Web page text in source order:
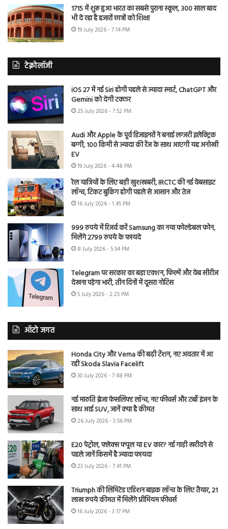
1715 में शुरू हुआ भारत का सबसे पुराना स्कूल, 300 साल बाद
भी दे रहा है हजारों छात्रों को शिक्षा
19 July 2026 - 7:14 PM
टेक्नोलॉजी
iOS 27 में नई Siri होगी पहले से ज्यादा स्मार्ट, ChatGPT और
Gemini को देगी टक्कर
25 July 2026 - 7:52 PM
Audi और Apple के पूर्व डिजाइनरों ने बनाई लग्जरी इलेक्ट्रिक
बग्गी, 100 किमी से ज्यादा की रेंज के साथ आएगी यह अनोखी
EV
19 July 2026 - 4:48 PM
रेल यात्रियों के लिए बड़ी खुशखबरी, IRCTC की नई वेबसाइट
लॉन्च, टिकट बुकिंग होगी पहले से आसान और तेज
16 July 2026 - 1:45 PM
999 रुपये में रिजर्व करें Samsung का नया फोल्डेबल फोन,
मिलेंगे 2799 रुपये के फायदे
8 July 2026 - 5:54 PM
Telegram पर सरकार का बड़ा एक्शन, फिल्में और वेब सीरीज
देखना पड़ेगा भारी, तीन दिनों में दूसरा नोटिस
5 July 2026 - 2:25 PM
ऑटो जगत
Honda City और Verna की बढ़ी टेंशन, नए अवतार में आ
रही Skoda Slavia Facelift
30 July 2026 - 7:48 PM
नई मारुति ब्रेजा फेसलिफ्ट लॉन्च, नए फीचर्स और टर्बो इंजन के
साथ आई SUV, जानें क्या है कीमत
26 July 2026 - 3:56 PM
E20 पेट्रोल, फ्लेक्स फ्यूल या EV कार? नई गाड़ी खरीदने से
पहले जानें किसमें है ज्यादा फायदा
23 July 2026 - 7:41 PM
Triumph की लिमिटेड एडिशन बाइक लॉन्च के लिए तैयार, 21
लाख रुपये कीमत में मिलेंगे प्रीमियम फीचर्स
16 July 2026 - 3:17 PM